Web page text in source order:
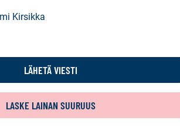
Kirsikka
LÄHETÄ VIESTI
LASKE LAINAN SUURUUS